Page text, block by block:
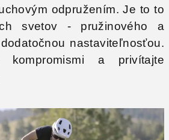
odpružením. Je to to
svetov - pružinového a
nastaviteľnosťou.
a privítajte